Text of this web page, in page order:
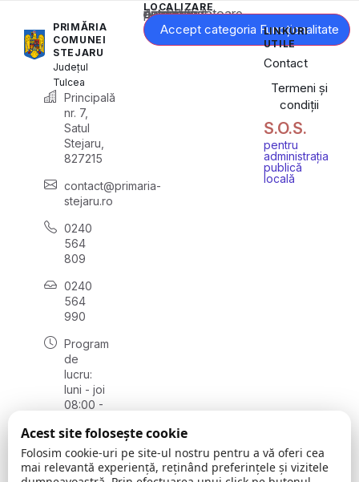
PRIMĂRIA
COMUNEI
STEJARU
Județul
Tulcea
Principală
nr. 7,
Satul
Stejaru,
827215
contact@primaria-
stejaru.ro
0240
564
809
0240
564
990
Program
de
lucru:
luni - joi
08:00 -
vineri
08:00 -
14:00
LOCALIZARE
Acest conținut este blocat până când acceptați categoria corespunzătoare de cookie-uri.
Accept categoria Funcționalitate
LINKURI
UTILE
Contact
Termeni și
condiții
S.O.S.
pentru
administrația
publică
locală
Acest site folosește cookie
Folosim cookie-uri pe site-ul nostru pentru a vă oferi cea
mai relevantă experiență, reținând preferințele și vizitele